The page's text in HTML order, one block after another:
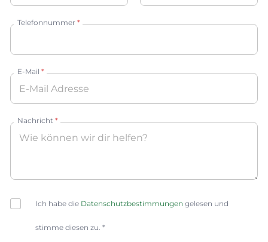
Vorname
Nachname
Telefonnummer *
E-Mail *
Nachricht *
C
h
Ich habe die Datenschutzbestimmungen gelesen und
stimme diesen zu. *